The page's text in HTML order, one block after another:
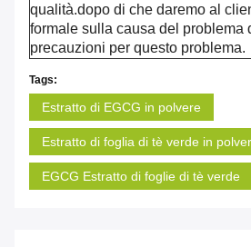
qualità.dopo di che daremo al
formale sulla causa del problema
precauzioni per questo problema.
Tags:
Estratto di EGCG in polvere
Estratto di foglia di tè verde in
EGCG Estratto di foglie di tè verde